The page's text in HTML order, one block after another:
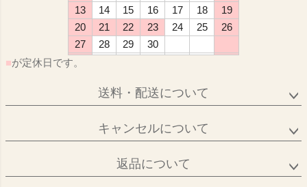
13
14 15 16 17 18
19
20
21 22 23 24 25
26
27
28 29
30
■が定休日です。
送料・配送について
キャンセルについて
返品について